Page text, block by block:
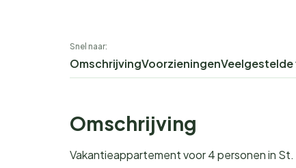
Snel naar:
OmschrijvingVoorzieningenVeelgestelde
Omschrijving
Vakantieappartement voor 4 personen in